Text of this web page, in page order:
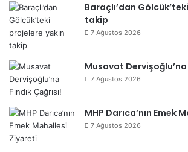
Baraçlı’dan
takip
7 Ağustos 2026
Musavat Dervişoğlu’na
7 Ağustos 2026
MHP Darıca’nın Emek
7 Ağustos 2026